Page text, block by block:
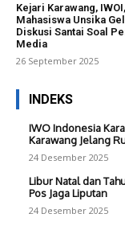
Kejari Karawang,
Mahasiswa Unsika
Diskusi Santai Soal
Media
26 September 2025
INDEKS
IWO Indonesia
Karawang Jelang
24 Desember 2025
Libur Natal dan
Pos Jaga Liputan
24 Desember 2025